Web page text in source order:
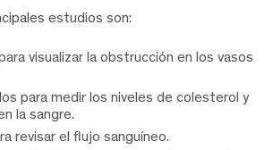
estudios son:
visualizar la obstrucción en los vasos
para medir los niveles de colesterol y
la sangre.
revisar el flujo sanguíneo.